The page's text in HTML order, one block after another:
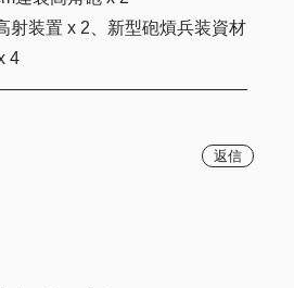
装置 x 2、新型砲熕兵装資材
4
返信